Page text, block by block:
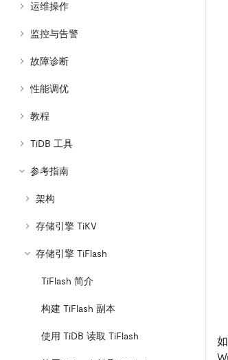
运维操作
监控与告警
故障诊断
性能调优
教程
TiDB 工具
参考指南
架构
存储引擎 TiKV
存储引擎 TiFlash
TiFlash 简介
构建 TiFlash 副本
使用 TiDB 读取 TiFlash